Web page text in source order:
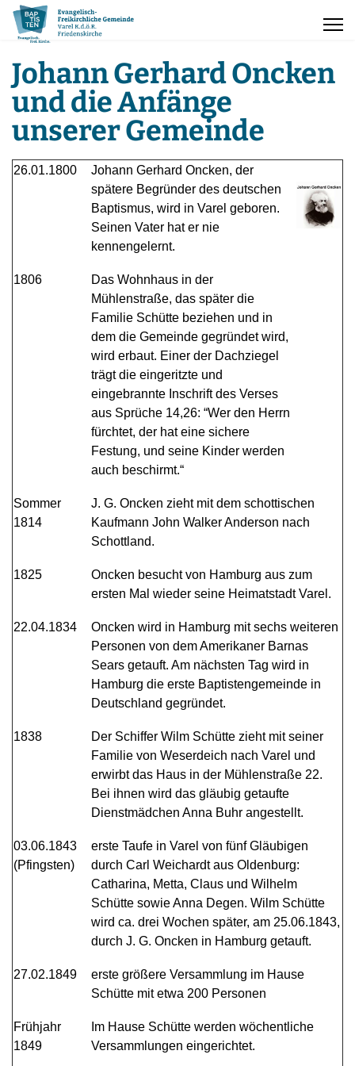
Johann Gerhard Oncken
und die Anfänge
unserer Gemeinde
26.01.1800
Johann Gerhard Oncken, der
spätere Begründer des deutschen
Baptismus, wird in Varel geboren.
Seinen Vater hat er nie
kennengelernt.
1806
Das Wohnhaus in der
Mühlenstraße, das später die
Familie Schütte beziehen und in
dem die Gemeinde gegründet wird,
wird erbaut. Einer der Dachziegel
trägt die eingeritzte und
eingebrannte Inschrift des Verses
aus Sprüche 14,26: “Wer den Herrn
fürchtet, der hat eine sichere
Festung, und seine Kinder werden
auch beschirmt.“
Sommer
1814
J. G. Oncken zieht mit dem schottischen
Kaufmann John Walker Anderson nach
Schottland.
1825
Oncken besucht von Hamburg aus zum
ersten Mal wieder seine Heimatstadt Varel.
22.04.1834
Oncken wird in Hamburg mit sechs weiteren
Personen von dem Amerikaner Barnas
Sears getauft. Am nächsten Tag wird in
Hamburg die erste Baptistengemeinde in
Deutschland gegründet.
1838
Der Schiffer Wilm Schütte zieht mit seiner
Familie von Weserdeich nach Varel und
erwirbt das Haus in der Mühlenstraße 22.
Bei ihnen wird das gläubig getaufte
Dienstmädchen Anna Buhr angestellt.
03.06.1843
(Pfingsten)
erste Taufe in Varel von fünf Gläubigen
durch Carl Weichardt aus Oldenburg:
Catharina, Metta, Claus und Wilhelm
Schütte sowie Anna Degen. Wilm Schütte
wird ca. drei Wochen später, am 25.06.1843,
durch J. G. Oncken in Hamburg getauft.
27.02.1849
erste größere Versammlung im Hause
Schütte mit etwa 200 Personen
Frühjahr
1849
Im Hause Schütte werden wöchentliche
Versammlungen eingerichtet.